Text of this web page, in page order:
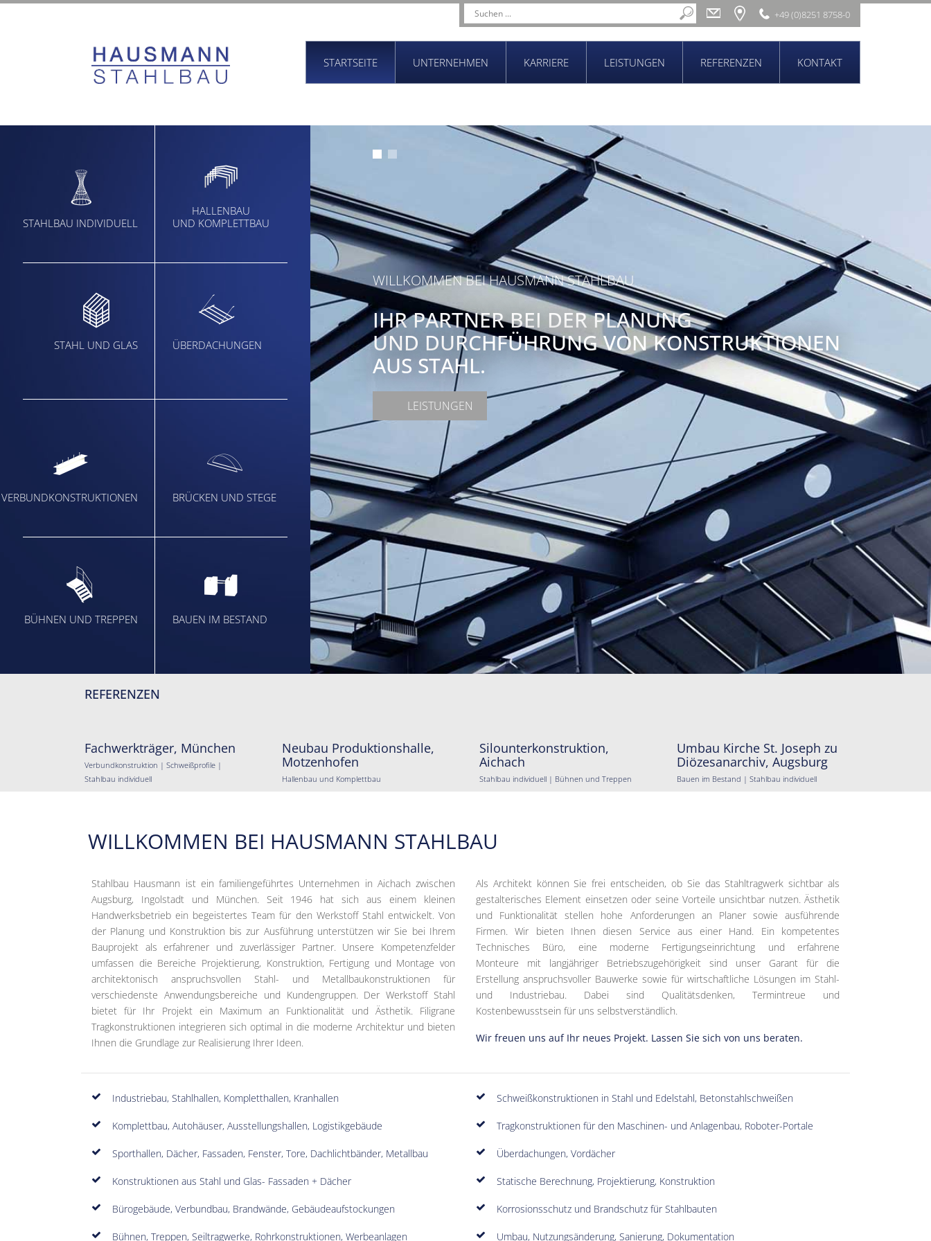
+49 (0)8251 8758-0
STARTSEITE UNTERNEHMEN KARRIERE LEISTUNGEN REFERENZEN KONTAKT
STAHLBAU INDIVIDUELL
HALLENBAU
UND KOMPLETTBAU
STAHL UND GLAS ÜBERDACHUNGEN
VERBUNDKONSTRUKTIONEN BRÜCKEN UND STEGE
BÜHNEN UND TREPPEN BAUEN IM BESTAND
WILLKOMMEN BEI HAUSMANN STAHLBAU
IHR PARTNER BEI DER PLANUNG
UND DURCHFÜHRUNG VON KONSTRUKTIONEN
AUS STAHL.
LEISTUNGEN
REFERENZEN
Fachwerkträger, München
Verbundkonstruktion | Schweißprofile |
Stahlbau individuell
Neubau Produktionshalle,
Motzenhofen
Hallenbau und Komplettbau
Silounterkonstruktion,
Aichach
Stahlbau individuell | Bühnen und Treppen
Umbau Kirche St. Joseph zu
Diözesanarchiv, Augsburg
Bauen im Bestand | Stahlbau individuell
WILLKOMMEN BEI HAUSMANN STAHLBAU
Stahlbau Hausmann ist ein familiengeführtes Unternehmen in Aichach zwischen
Augsburg, Ingolstadt und München. Seit 1946 hat sich aus einem kleinen
Handwerksbetrieb ein begeistertes Team für den Werkstoff Stahl entwickelt. Von
der Planung und Konstruktion bis zur Ausführung unterstützen wir Sie bei Ihrem
Bauprojekt als erfahrener und zuverlässiger Partner. Unsere Kompetenzfelder
umfassen die Bereiche Projektierung, Konstruktion, Fertigung und Montage von
architektonisch anspruchsvollen Stahl- und Metallbaukonstruktionen für
verschiedenste Anwendungsbereiche und Kundengruppen. Der Werkstoff Stahl
bietet für Ihr Projekt ein Maximum an Funktionalität und Ästhetik. Filigrane
Tragkonstruktionen integrieren sich optimal in die moderne Architektur und bieten
Ihnen die Grundlage zur Realisierung Ihrer Ideen.
Als Architekt können Sie frei entscheiden, ob Sie das Stahltragwerk sichtbar als
gestalterisches Element einsetzen oder seine Vorteile unsichtbar nutzen. Ästhetik
und Funktionalität stellen hohe Anforderungen an Planer sowie ausführende
Firmen. Wir bieten Ihnen diesen Service aus einer Hand. Ein kompetentes
Technisches Büro, eine moderne Fertigungseinrichtung und erfahrene
Monteure mit langjähriger Betriebszugehörigkeit sind unser Garant für die
Erstellung anspruchsvoller Bauwerke sowie für wirtschaftliche Lösungen im Stahl-
und Industriebau. Dabei sind Qualitätsdenken, Termintreue und
Kostenbewusstsein für uns selbstverständlich.
Wir freuen uns auf Ihr neues Projekt. Lassen Sie sich von uns beraten.
Industriebau, Stahlhallen, Kompletthallen, Kranhallen
Komplettbau, Autohäuser, Ausstellungshallen, Logistikgebäude
Sporthallen, Dächer, Fassaden, Fenster, Tore, Dachlichtbänder, Metallbau
Konstruktionen aus Stahl und Glas- Fassaden + Dächer
Bürogebäude, Verbundbau, Brandwände, Gebäudeaufstockungen
Bühnen, Treppen, Seiltragwerke, Rohrkonstruktionen, Werbeanlagen
Schweißkonstruktionen in Stahl und Edelstahl, Betonstahlschweißen
Tragkonstruktionen für den Maschinen- und Anlagenbau, Roboter-Portale
Überdachungen, Vordächer
Statische Berechnung, Projektierung, Konstruktion
Korrosionsschutz und Brandschutz für Stahlbauten
Umbau, Nutzungsänderung, Sanierung, Dokumentation